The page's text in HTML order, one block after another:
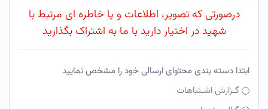
درصورتی که تصویر، اطلاعات و یا خاطره ای مرتبط با
شهید در اختیار دارید با ما به اشتراک بگذارید
ابتدا دسته بندی محتوای ارسالی خود را مشخص نمایید
گـزارش اشـتباهات